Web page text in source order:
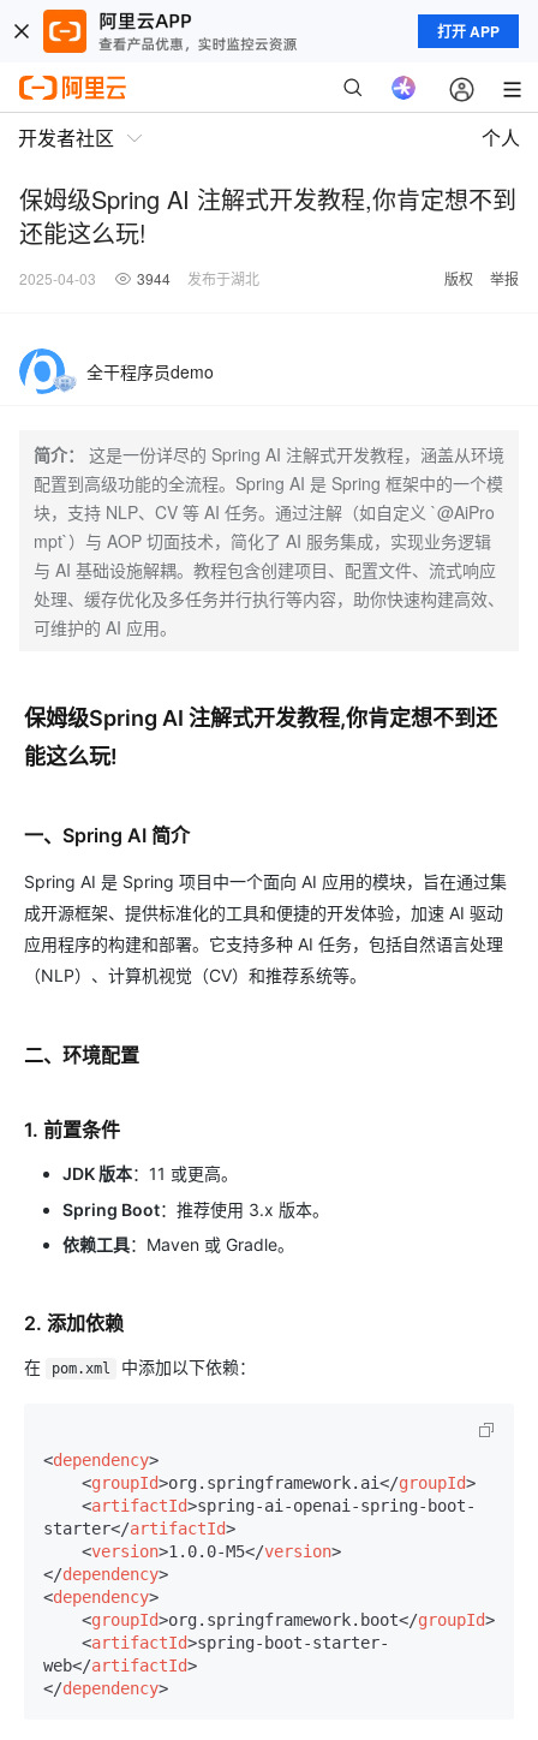
打开 APP
开发者社区 个人
保姆级Spring AI 注解式开发教程,你肯定想不到
还能这么玩!
2025-04-03 3944 发布于湖北 版权 举报
全干程序员demo
简介：
这是一份详尽的 Spring AI 注解式开发教程，涵盖从环境
配置到高级功能的全流程。Spring AI 是 Spring 框架中的一个模
块，支持 NLP、CV 等 AI 任务。通过注解（如自定义 `@AiPro
mpt`）与 AOP 切面技术，简化了 AI 服务集成，实现业务逻辑
与 AI 基础设施解耦。教程包含创建项目、配置文件、流式响应
处理、缓存优化及多任务并行执行等内容，助你快速构建高效、
可维护的 AI 应用。
保姆级Spring AI 注解式开发教程,你肯定想不到还
能这么玩!
一、Spring AI 简介
Spring AI 是 Spring 项目中一个面向 AI 应用的模块，旨在通过集
成开源框架、提供标准化的工具和便捷的开发体验，加速 AI 驱动
应用程序的构建和部署。它支持多种 AI 任务，包括自然语言处理
（NLP）、计算机视觉（CV）和推荐系统等。
二、环境配置
1. 前置条件
JDK 版本：11 或更高。
Spring Boot：推荐使用 3.x 版本。
依赖工具：Maven 或 Gradle。
2. 添加依赖
在 pom.xml 中添加以下依赖：
<dependency>
<groupId>org.springframework.ai</groupId>
<artifactId>spring-ai-openai-spring-boot-
starter</artifactId>
<version>1.0.0-M5</version>
</dependency>
<dependency>
<groupId>org.springframework.boot</groupId>
<artifactId>spring-boot-starter-
web</artifactId>
</dependency>